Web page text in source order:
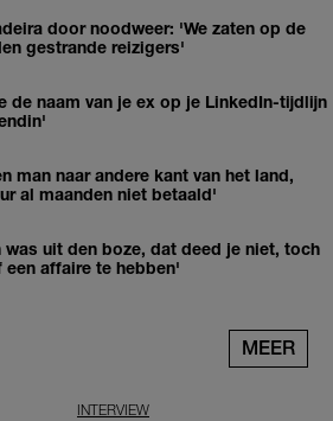
door noodweer: 'We zaten op de
gestrande reizigers'
de naam van je ex op je LinkedIn-tijdlijn
man naar andere kant van het land,
al maanden niet betaald'
was uit den boze, dat deed je niet, toch
affaire te hebben'
MEER
INTERVIEW